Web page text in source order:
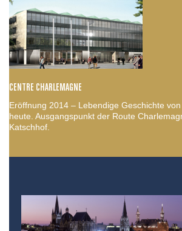
CENTRE CHARLEMAGNE
Eröffnung 2014 – Lebendige Geschichte
heute. Ausgangspunkt der Route
Katschhof.